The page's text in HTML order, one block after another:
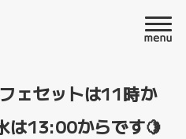
ェセットは11時か
は13:00からです🍋